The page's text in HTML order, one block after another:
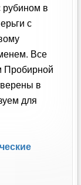
рубином в
с
Все
Пробирной
в
для